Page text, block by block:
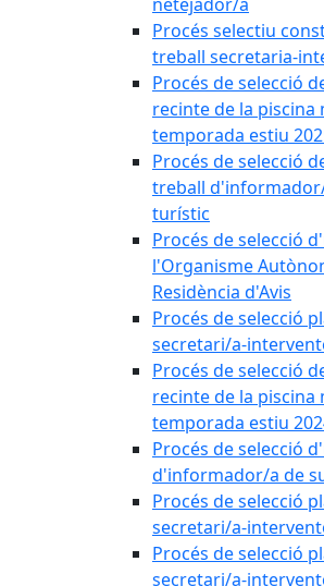
Procés selectiu
treball secretaria-
Procés de selecció
recinte de la piscina
temporada estiu
Procés de selecció
treball
turístic
Procés de selecció
l'Organisme
Residència d'Avis
Procés de selecció
secretari/a-
Procés de selecció
recinte de la piscina
temporada estiu
Procés de selecció
d'informador/a de
Procés de selecció
secretari/a-
Procés de selecció
secretari/a-